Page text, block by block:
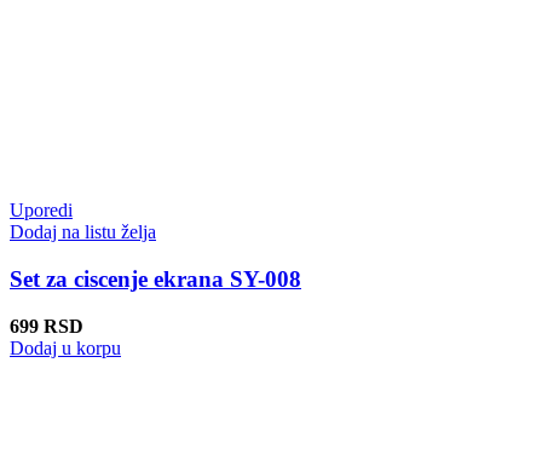
Uporedi
Dodaj na listu želja
Set za ciscenje ekrana SY-008
699 RSD
Dodaj u korpu